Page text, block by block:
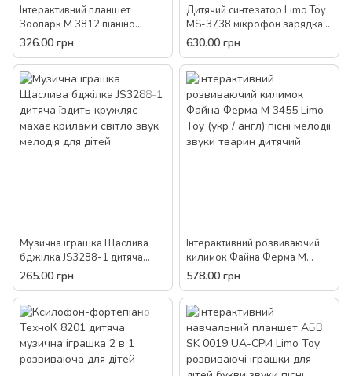
Інтерактивний планшет
Зоопарк M 3812 піаніно
мелодії звуки тварин пісні
цифри укр / англ. світло
розвиваючі іграшки для дітей
326.00 грн
Дитячий синтезатор Limo Toy
MS-3738 мікрофон зарядка
44 клавіші програмування
мелодії караоке запис
мережу батарейки для дітей
630.00 грн
Музична іграшка Щаслива
бджілка JS3288-1 дитяча
їздить кружляє махає
крилами світло звук мелодія
для дітей
265.00 грн
Інтерактивний розвиваючий
килимок Файна Ферма M
3455 Limo Toy (укр / англ)
пісні мелодії звуки тварин
дитячий
578.00 грн